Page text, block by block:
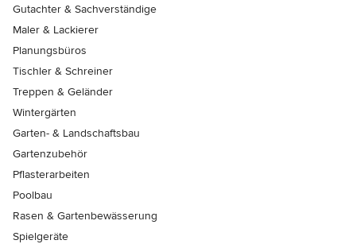
Gutachter & Sachverständige
Maler & Lackierer
Planungsbüros
Tischler & Schreiner
Treppen & Geländer
Wintergärten
Garten- & Landschaftsbau
Gartenzubehör
Pflasterarbeiten
Poolbau
Rasen & Gartenbewässerung
Spielgeräte